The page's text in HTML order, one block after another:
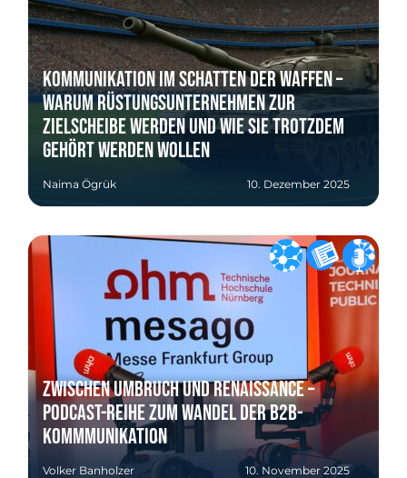
Kommunikation im Schatten der Waffen –
Warum Rüstungsunternehmen zur
Zielscheibe werden und wie sie trotzdem
gehört werden wollen
Naima Ögrük 10. Dezember 2025
Zwischen Umbruch und Renaissance –
Podcast-Reihe zum Wandel der B2B-
Kommmunikation
Volker Banholzer 10. November 2025